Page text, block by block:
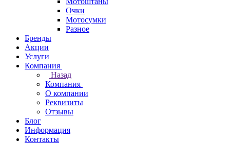
Очки
Мотосумки
Разное
Бренды
Акции
Услуги
Компания
Назад
Компания
О компании
Реквизиты
Отзывы
Блог
Информация
Контакты